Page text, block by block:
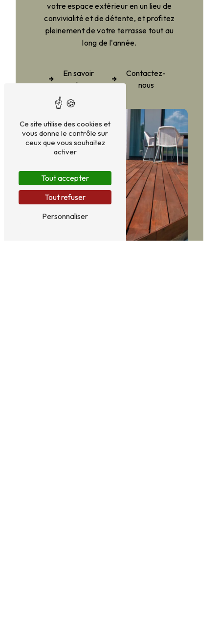
votre espace extérieur en un lieu de
convivialité et de détente, et profitez
pleinement de votre terrasse tout au
long de l'année.
En savoir
plus
Contactez-
nous
Ce site utilise des cookies et
vous donne le contrôle sur
ceux que vous souhaitez
activer
Tout accepter
Tout refuser
Personnaliser